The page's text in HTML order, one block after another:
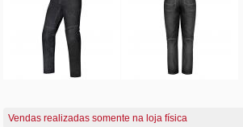
Vendas realizadas somente na loja física